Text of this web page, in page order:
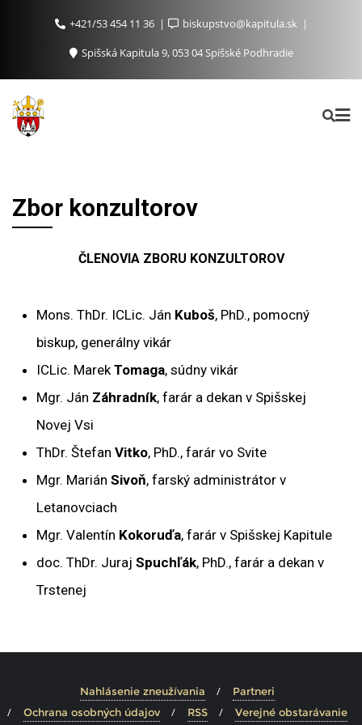
+421/53 454 11 36
biskupstvo@kapitula.sk
Spišská Kapitula 9, 053 04 Spišské Podhradie
Zbor konzultorov
ČLENOVIA ZBORU KONZULTOROV
Mons. ThDr. ICLic. Ján Kuboš, PhD., pomocný
biskup, generálny vikár
ICLic. Marek Tomaga, súdny vikár
Mgr. Ján Záhradník, farár a dekan v Spišskej
Novej Vsi
ThDr. Štefan Vitko, PhD., farár vo Svite
Mgr. Marián Sivoň, farský administrátor v
Letanovciach
Mgr. Valentín Kokoruďa, farár v Spišskej Kapitule
doc. ThDr. Juraj Spuchľák, PhD., farár a dekan v
Trstenej
Nahlásenie zneužívania
Partneri
Ochrana osobných údajov
RSS Verejné obstarávanie